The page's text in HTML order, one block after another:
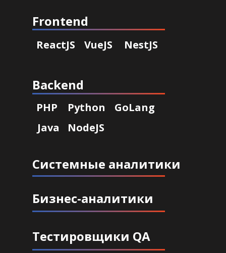
Backend
Frontend
ReactJS VueJS NestJS
NodeJS
PHP GoLang
Python
Java
Бизнес-аналитики
Системные аналитики
Тестировщики QA